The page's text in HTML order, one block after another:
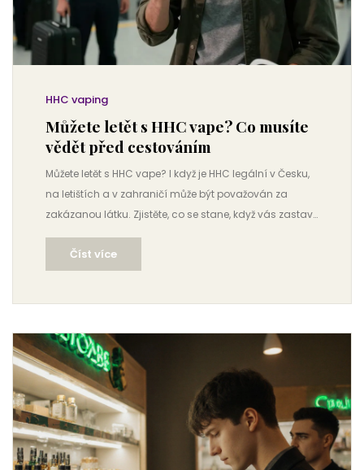
HHC vaping
Můžete letět s HHC vape? Co musíte
vědět před cestováním
Můžete letět s HHC vape? I když je HHC legální v Česku,
na letištích a v zahraničí může být považován za
zakázanou látku. Zjistěte, co se stane, když vás zastaví
kontrola, a jak se vyhnout právním rizikům.
Číst více